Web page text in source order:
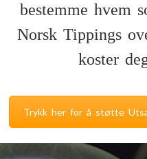
bestemme hvem
Norsk Tippings
koster
Trykk her for å støtte